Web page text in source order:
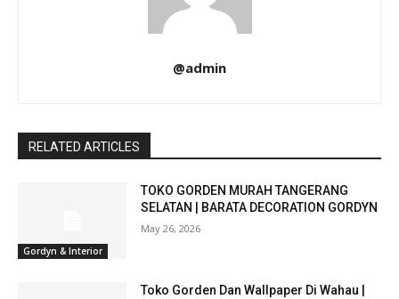
@admin
RELATED ARTICLES
Gordyn & Interior
TOKO GORDEN MURAH TANGERANG
SELATAN | BARATA DECORATION GORDYN
May 26, 2026
Toko Gorden Dan Wallpaper Di Wahau |